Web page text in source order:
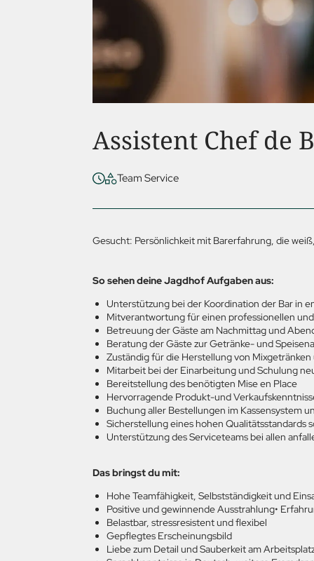
Assistent Chef de
Team Service
Gesucht: Persönlichkeit mit Barerfahrung, die
So sehen deine Jagdhof Aufgaben aus:
Unterstützung bei der Koordination der Bar in
Mitverantwortung für einen professionellen
Betreuung der Gäste am Nachmittag und
Beratung der Gäste zur Getränke- und
Zuständig für die Herstellung von Mixgetränken
Mitarbeit bei der Einarbeitung und Schulung
Bereitstellung des benötigten Mise en Place
Hervorragende Produkt-und
Buchung aller Bestellungen im Kassensystem
Sicherstellung eines hohen Qualitätsstandards
Unterstützung des Serviceteams bei allen
Das bringst du mit:
Hohe Teamfähigkeit, Selbstständigkeit und
Positive und gewinnende Ausstrahlung•
Belastbar, stressresistent und flexibel
Gepflegtes Erscheinungsbild
Liebe zum Detail und Sauberkeit am